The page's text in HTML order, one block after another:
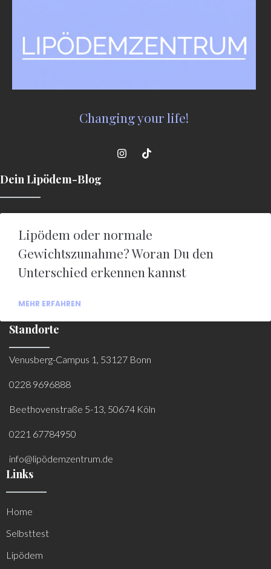
Changing your life!
Dein Lipödem-Blog
Lipödem oder normale
Gewichtszunahme? Woran Du den
Unterschied erkennen kannst
MEHR ERFAHREN
Standorte
Venusberg-Campus 1, 53127 Bonn
0228 9696888
Beethovenstraße 5-13, 50674 Köln
0221 67784950
info@lipödemzentrum.de
Links
Home
Selbsttest
Lipödem